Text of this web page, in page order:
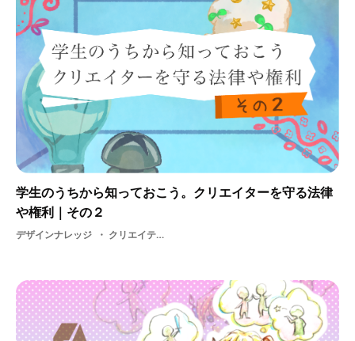
学生のうちから知っておこう。クリエイターを守る法律
や権利｜その２
デザインナレッジ クリエイティブ・コモンズ・ 著作権・ 法律・ 守る法律